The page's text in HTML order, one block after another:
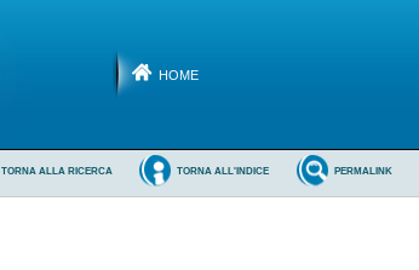
HOME
PERMALINK
TORNA ALL'INDICE
TORNA ALLA RICERCA